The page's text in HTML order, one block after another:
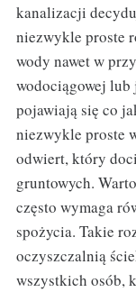
kanalizacji
niezwykle proste
wody nawet w
wodociągowej
pojawiają się co
niezwykle proste
odwiert, który
gruntowych.
często wymaga
spożycia. Takie
oczyszczalnią
wszystkich osób,